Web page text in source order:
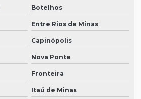
Botelhos
Entre Rios de Minas
Capinópolis
Nova Ponte
Fronteira
Itaú de Minas